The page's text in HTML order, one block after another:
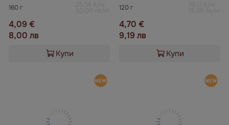
160 г 25,56 €/кг
50,00 лв/кг
4,09 €
8,00 лв
Купи
120 г 39,17 €/кг
76,58 лв/кг
4,70 €
9,19 лв
Купи